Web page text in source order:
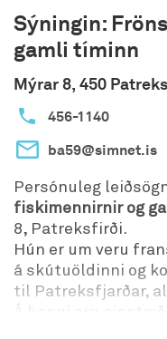
Sýningin:
gamli tíminn
Mýrar 8, 450
456-1140
ba59@simnet.is
Persónuleg
fiskimennirnir og
8, Patreksfirði.
Hún er um veru
á skútuöldinni og
til Patreksfjarðar,